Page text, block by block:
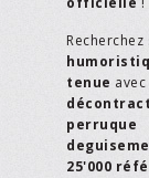
tenue avec
perruque
25'000